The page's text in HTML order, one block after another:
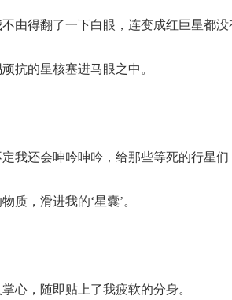
由得翻了一下白眼，连变成红巨星都
抗的星核塞进马眼之中。
我还会呻吟呻吟，给那些等死的行
质，滑进我的‘星囊’。
心，随即贴上了我疲软的分身。